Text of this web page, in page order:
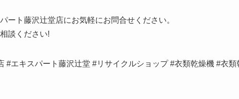
ート藤沢辻堂店にお気軽にお問合せください。
談ください!
#エキスパート藤沢辻堂 #リサイクルショップ #衣類乾燥機 #衣類